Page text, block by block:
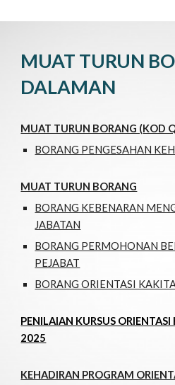
MUAT TURUN
DALAMAN
MUAT TURUN BORANG (KOD
BORANG PENGESAHAN
MUAT TURUN BORANG
BORANG KEBENARAN
JABATAN
BORANG PERMOHONAN
PEJABAT
BORANG ORIENTASI
PENILAIAN KURSUS
2025
KEHADIRAN PROGRAM